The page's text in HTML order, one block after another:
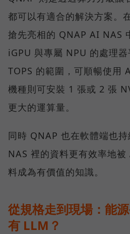
都可以有適合的解決方案
搶先亮相的 QNAP AI NAS
iGPU 與專屬 NPU 的處理
TOPS 的範圍，可順暢使用
機種則可安裝 1 張或 2 張
更大的運算量。
同時 QNAP 也在軟體端也
NAS 裡的資料更有效率地
料成為有價值的知識。
從規格走到現場：能
有 LLM？